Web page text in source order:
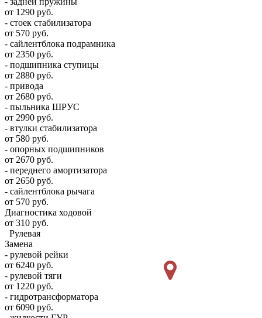
от 1290 руб.
- стоек стабилизатора
от 570 руб.
- сайлентблока подрамника
от 2350 руб.
- подшипника ступицы
от 2880 руб.
- привода
от 2680 руб.
- пыльника ШРУС
от 2990 руб.
- втулки стабилизатора
от 580 руб.
- опорных подшипников
от 2670 руб.
- переднего амортизатора
от 2650 руб.
- сайлентблока рычага
от 570 руб.
Диагностика ходовой
от 310 руб.
Рулевая
Замена
- рулевой рейки
от 6240 руб.
- рулевой тяги
от 1220 руб.
- гидротрансформатора
от 6090 руб.